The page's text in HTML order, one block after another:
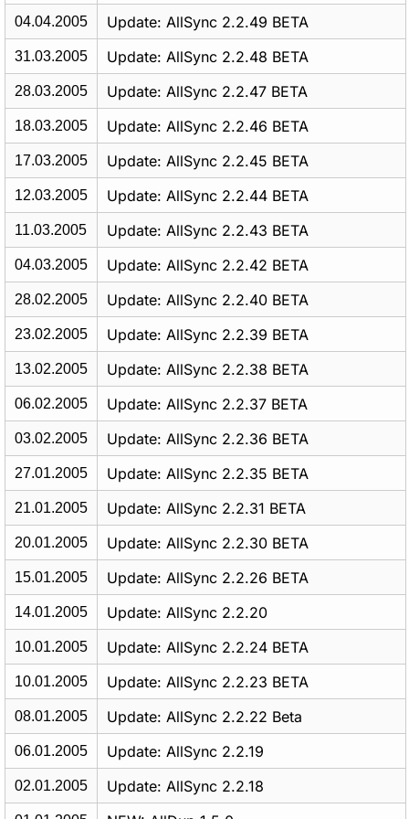
04.04.2005 Update: AllSync 2.2.49 BETA
31.03.2005 Update: AllSync 2.2.48 BETA
28.03.2005 Update: AllSync 2.2.47 BETA
18.03.2005 Update: AllSync 2.2.46 BETA
17.03.2005 Update: AllSync 2.2.45 BETA
12.03.2005 Update: AllSync 2.2.44 BETA
11.03.2005 Update: AllSync 2.2.43 BETA
04.03.2005 Update: AllSync 2.2.42 BETA
28.02.2005 Update: AllSync 2.2.40 BETA
23.02.2005 Update: AllSync 2.2.39 BETA
13.02.2005 Update: AllSync 2.2.38 BETA
06.02.2005 Update: AllSync 2.2.37 BETA
03.02.2005 Update: AllSync 2.2.36 BETA
27.01.2005 Update: AllSync 2.2.35 BETA
21.01.2005 Update: AllSync 2.2.31 BETA
20.01.2005 Update: AllSync 2.2.30 BETA
15.01.2005 Update: AllSync 2.2.26 BETA
14.01.2005 Update: AllSync 2.2.20
10.01.2005 Update: AllSync 2.2.24 BETA
10.01.2005 Update: AllSync 2.2.23 BETA
08.01.2005 Update: AllSync 2.2.22 Beta
06.01.2005 Update: AllSync 2.2.19
02.01.2005 Update: AllSync 2.2.18